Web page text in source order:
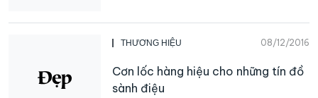
THƯƠNG HIỆU 08/12/2016
Cơn lốc hàng hiệu cho những tín đồ
sành điệu